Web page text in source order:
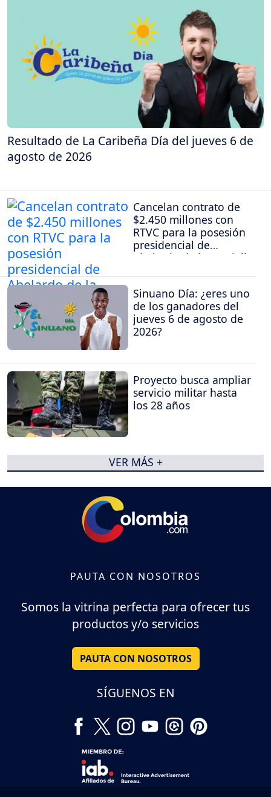
Resultado de La Caribeña Día del jueves 6 de
agosto de 2026
Cancelan contrato de
$2.450 millones con
RTVC para la posesión
presidencial de
Abelardo de la Espriella
Sinuano Día: ¿eres uno
de los ganadores del
jueves 6 de agosto de
2026?
Proyecto busca ampliar
servicio militar hasta
los 28 años
VER MÁS +
PAUTA CON NOSOTROS
Somos la vitrina perfecta para ofrecer tus
productos y/o servicios
PAUTA CON NOSOTROS
SÍGUENOS EN